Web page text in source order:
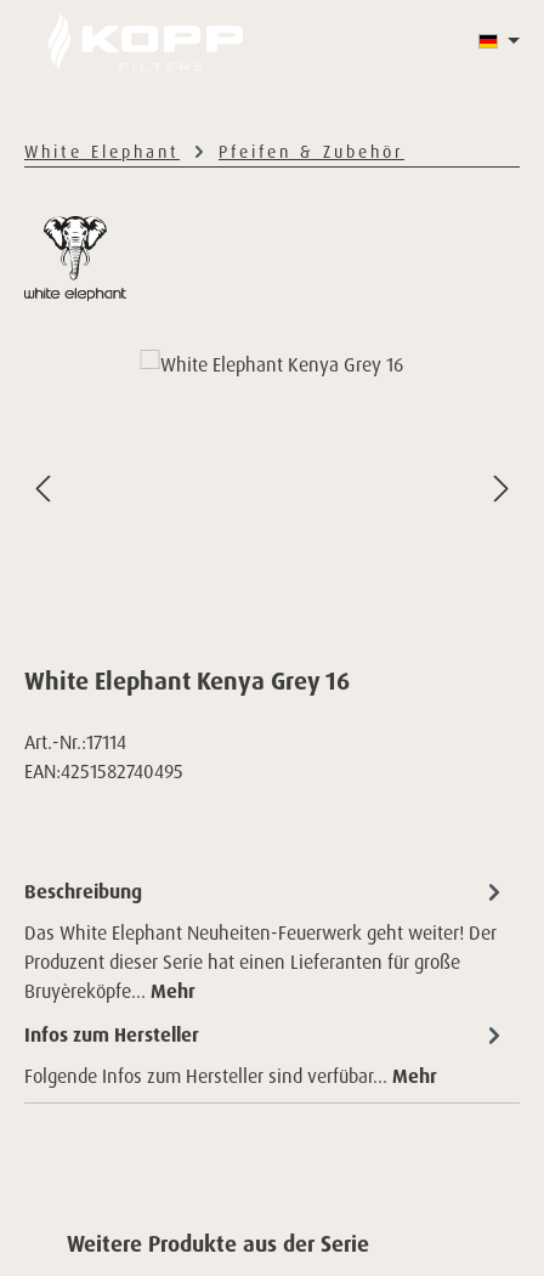
White Elephant Pfeifen & Zubehör
Bildergalerie überspringen
White Elephant Kenya Grey 16
Art.-Nr.:17114
EAN:4251582740495
Beschreibung
Das White Elephant Neuheiten-Feuerwerk geht weiter! Der
Produzent dieser Serie hat einen Lieferanten für große
Bruyèreköpfe… Mehr
Infos zum Hersteller
Folgende Infos zum Hersteller sind verfübar... Mehr
Produktgalerie überspringen
Weitere Produkte aus der Serie